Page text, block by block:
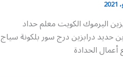
اليرموك الكويت معلم حداد
حديد درابزين درج سور بلكونة سياج
الحدادة